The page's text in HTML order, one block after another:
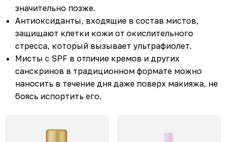
значительно позже.
Антиоксиданты, входящие в состав мистов,
защищают клетки кожи от окислительного
стресса, который вызывает ультрафиолет.
Мисты с SPF в отличие кремов и других
санскринов в традиционном формате можно
наносить в течение дня даже поверх макияжа, не
боясь испортить его.